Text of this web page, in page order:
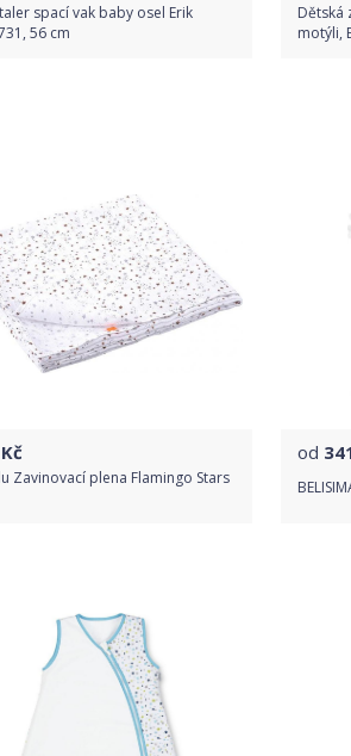
spací vak baby osel Erik
56 cm
Dětská
motýli,
Kč
Zavinovací plena Flamingo Stars
Detail produktu
od